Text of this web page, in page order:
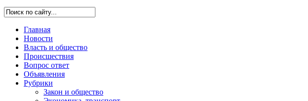
Главная
Новости
Власть и общество
Происшествия
Вопрос ответ
Объявления
Рубрики
Закон и общество